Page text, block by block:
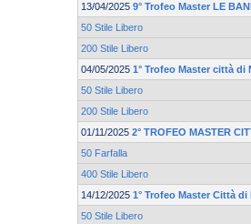
13/04/2025 9° Trofeo Master LE
50 Stile Libero
200 Stile Libero
04/05/2025 1° Trofeo Master città di
50 Stile Libero
200 Stile Libero
01/11/2025 2° TROFEO MASTER
50 Farfalla
400 Stile Libero
14/12/2025 1° Trofeo Master Città
50 Stile Libero